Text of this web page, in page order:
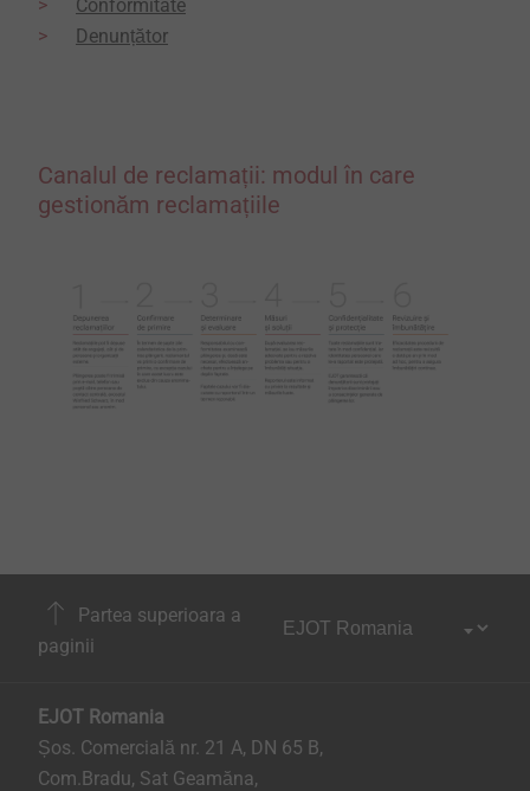
Conformitate
Denunțător
Canalul de reclamații: modul în care
gestionăm reclamațiile
Partea superioara a
paginii
EJOT Romania
Șos. Comercială nr. 21 A, DN 65 B,
Com.Bradu, Sat Geamăna,